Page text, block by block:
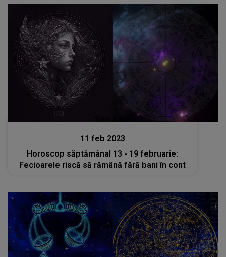
11 feb 2023
Horoscop săptămânal 13 - 19 februarie:
Fecioarele riscă să rămână fără bani în cont